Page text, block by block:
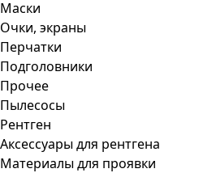
Маски
Очки, экраны
Перчатки
Подголовники
Прочее
Пылесосы
Рентген
Аксессуары для рентгена
Материалы для проявки